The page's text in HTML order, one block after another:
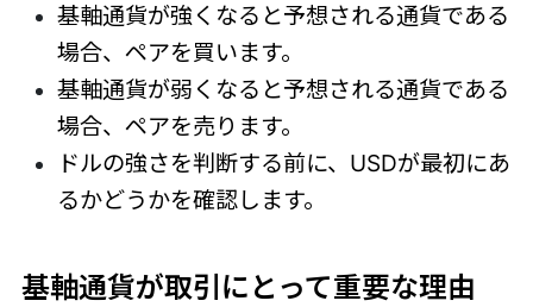
基軸通貨が強くなると予想される通貨である
場合、ペアを買います。
基軸通貨が弱くなると予想される通貨である
場合、ペアを売ります。
ドルの強さを判断する前に、USDが最初にあ
るかどうかを確認します。
基軸通貨が取引にとって重要な理由